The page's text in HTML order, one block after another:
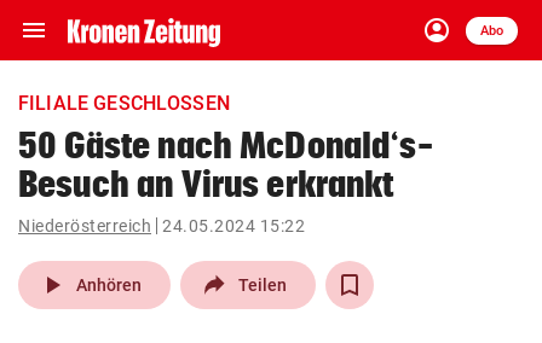
menu Navigation
ein-/ausklappen
account_circle
Anmelden
Abo
close Schließen
account_circle Anmelden
arrow_right
pin_drop
Wien arrow_right
FILIALE GESCHLOSSEN
50 Gäste nach McDonald‘s-
Besuch an Virus erkrankt
Niederösterreich 24.05.2024 15:22
play_arrow Anhören Teilen